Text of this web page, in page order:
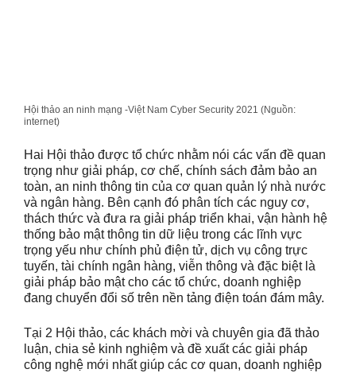
Hội thảo an ninh mạng -Việt Nam Cyber Security 2021 (Nguồn:
internet)
Hai Hội thảo được tổ chức nhằm nói các vấn đề quan
trọng như giải pháp, cơ chế, chính sách đảm bảo an
toàn, an ninh thông tin của cơ quan quản lý nhà nước
và ngân hàng. Bên cạnh đó phân tích các nguy cơ,
thách thức và đưa ra giải pháp triển khai, vận hành hệ
thống bảo mật thông tin dữ liệu trong các lĩnh vực
trọng yếu như chính phủ điện tử, dịch vụ công trực
tuyến, tài chính ngân hàng, viễn thông và đặc biệt là
giải pháp bảo mật cho các tổ chức, doanh nghiệp
đang chuyển đổi số trên nền tảng điện toán đám mây.
Tại 2 Hội thảo, các khách mời và chuyên gia đã thảo
luận, chia sẻ kinh nghiệm và đề xuất các giải pháp
công nghệ mới nhất giúp các cơ quan, doanh nghiệp